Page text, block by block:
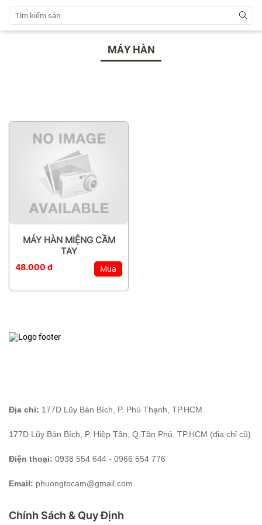
MÁY HÀN
MÁY HÀN MIỆNG CẦM
TAY
48.000 đ Mua
Địa chỉ: 177D Lũy Bán Bích, P. Phú Thạnh, TP.HCM
177D Lũy Bán Bích, P. Hiệp Tân, Q.Tân Phú, TP.HCM (địa chỉ cũ)
Điện thoại: 0938 554 644 - 0966 554 776
Email: phuongtocam@gmail.com
Chính Sách & Quy Định